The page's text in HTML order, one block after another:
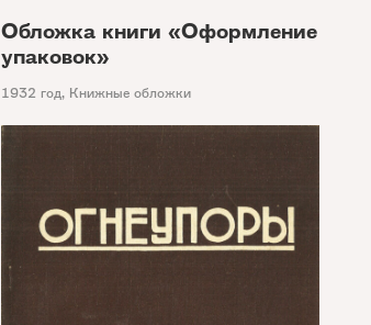
Обложка книги «Оформление
упаковок»
1932 год, Книжные обложки